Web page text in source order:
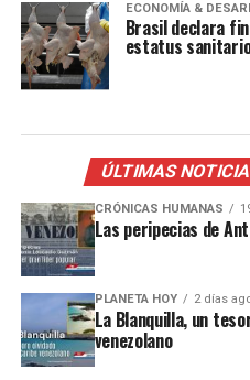
ECONOMÍA &
Brasil declara
estatus
ÚLTIMAS
CRÓNICAS HUMANAS
Las peripecias de
PLANETA HOY 2 días
La Blanquilla, un
venezolano